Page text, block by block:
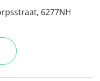
6277NH